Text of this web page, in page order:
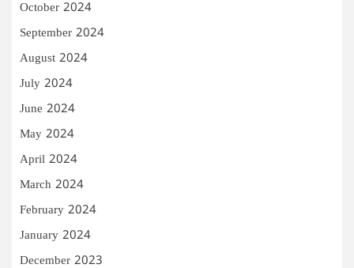
October 2024
September 2024
August 2024
July 2024
June 2024
May 2024
April 2024
March 2024
February 2024
January 2024
December 2023